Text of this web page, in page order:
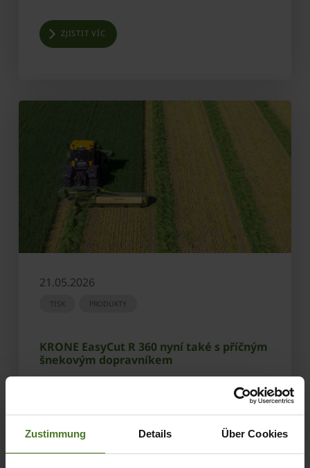
Zustimmung Details Über Cookies
ZJISTIT VÍC
21.05.2026
TISK PRODUKTY
KRONE EasyCut R 360 nyní také s příčným
šnekovým dopravníkem